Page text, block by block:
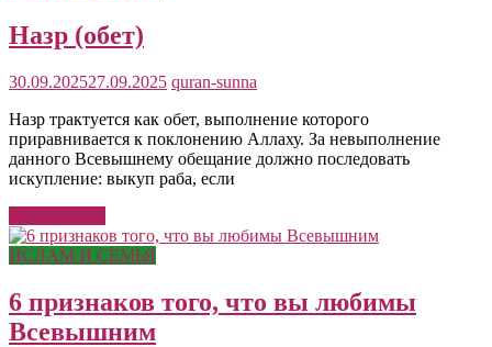
Назр (обет)
30.09.202527.09.2025 quran-sunna
Назр трактуется как обет, выполнение которого
приравнивается к поклонению Аллаху. За невыполнение
данного Всевышнему обещание должно последовать
искупление: выкуп раба, если
ИСЛАМ И СЕМЬЯ
6 признаков того, что вы любимы
Всевышним